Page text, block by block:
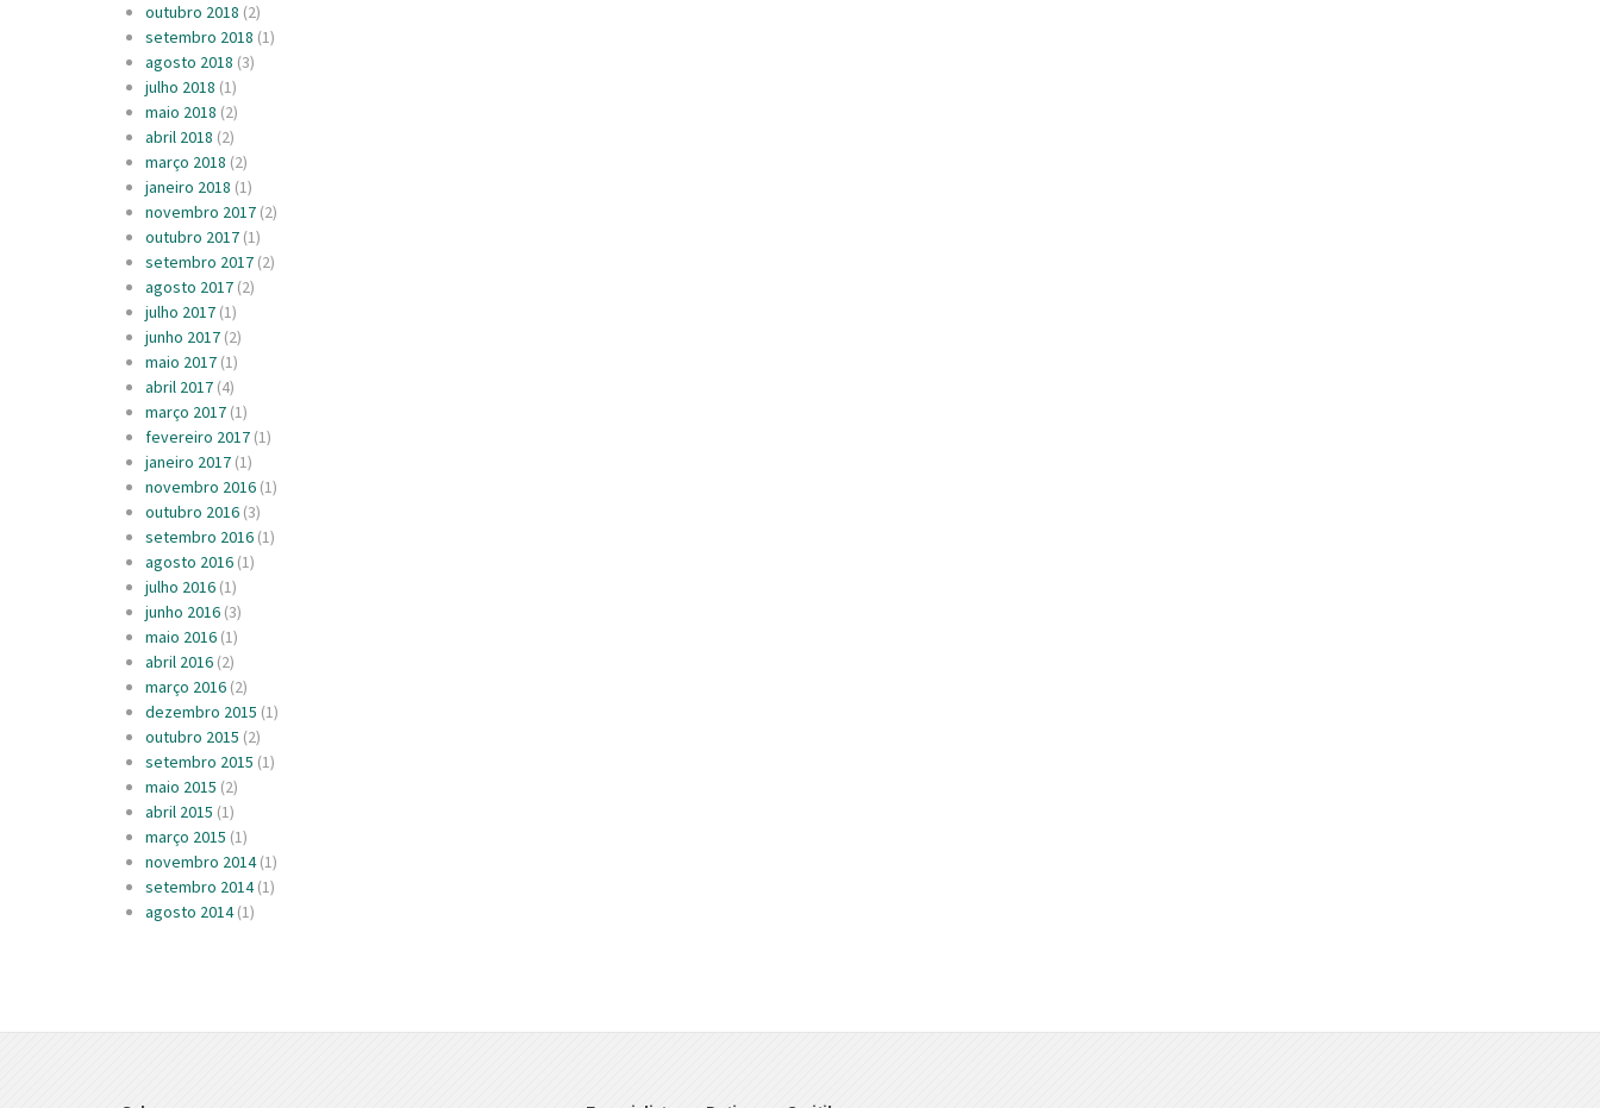
outubro 2018 (2)
setembro 2018 (1)
agosto 2018 (3)
julho 2018 (1)
maio 2018 (2)
abril 2018 (2)
março 2018 (2)
janeiro 2018 (1)
novembro 2017 (2)
outubro 2017 (1)
setembro 2017 (2)
agosto 2017 (2)
julho 2017 (1)
junho 2017 (2)
maio 2017 (1)
abril 2017 (4)
março 2017 (1)
fevereiro 2017 (1)
janeiro 2017 (1)
novembro 2016 (1)
outubro 2016 (3)
setembro 2016 (1)
agosto 2016 (1)
julho 2016 (1)
junho 2016 (3)
maio 2016 (1)
abril 2016 (2)
março 2016 (2)
dezembro 2015 (1)
outubro 2015 (2)
setembro 2015 (1)
maio 2015 (2)
abril 2015 (1)
março 2015 (1)
novembro 2014(1)
setembro 2014(1)
agosto 2014(1)